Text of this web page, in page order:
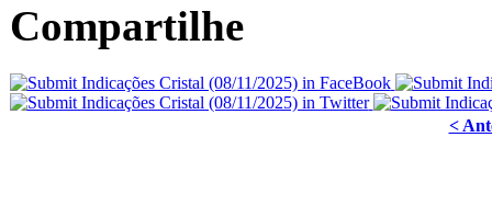
Compartilhe
<